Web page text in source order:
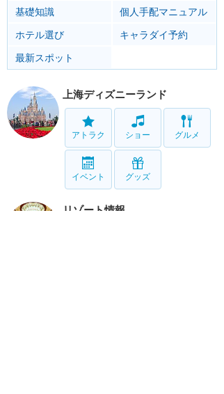
基礎知識
個人手配マニュアル
ホテル選び
キャラダイ予約
最新スポット
上海ディズニーランド
アトラク ショー グルメ
イベント グッズ
リゾート情報